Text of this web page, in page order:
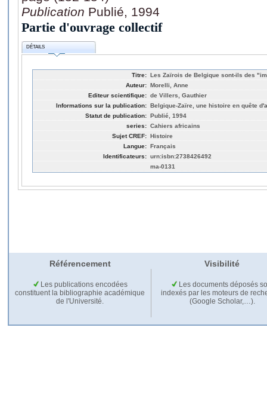
Publication Publié, 1994
Partie d'ouvrage collectif
DÉTAILS
Titre: Les Zaïrois de Belgique sont-ils des
Auteur: Morelli, Anne
Editeur scientifique: de Villers, Gauthier
Informations sur la publication: Belgique-Zaïre, une histoire en quête
Statut de publication: Publié, 1994
series: Cahiers africains
Sujet CREF: Histoire
Langue: Français
Identificateurs: urn:isbn:2738426492
ma-0131
Référencement Visibilité
Les publications encodées
constituent la bibliographie académique
de l'Université.
Les documents déposés
indexés par les moteurs de
(Google Scholar,…).